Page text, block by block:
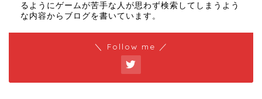
るようにゲームが苦手な人が思わず検索してしまうよう
な内容からブログを書いています。
＼ Follow me ／